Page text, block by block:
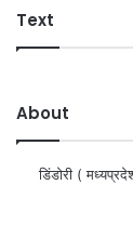
Text
About
डिंडोरी (